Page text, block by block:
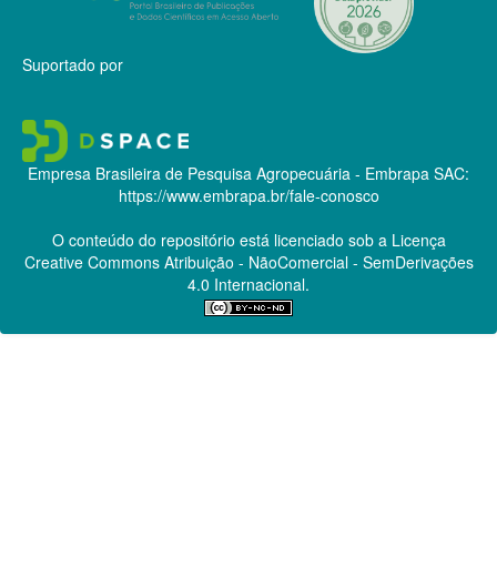
Suportado por
Empresa Brasileira de Pesquisa Agropecuária - Embrapa SAC:
https://www.embrapa.br/fale-conosco
O conteúdo do repositório está licenciado sob a Licença
Creative CommonsAtribuição - NãoComercial - SemDerivações
4.0 Internacional.